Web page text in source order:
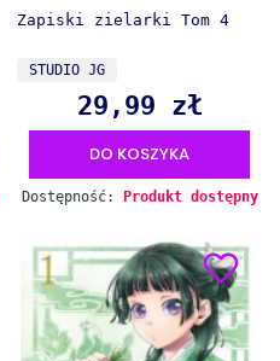
Zapiski zielarki Tom 4
PRODUCENT
STUDIO JG
Cena
29,99 zł
DO KOSZYKA
Dostępność: Produkt dostępny